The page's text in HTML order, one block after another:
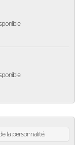
la personnalité.